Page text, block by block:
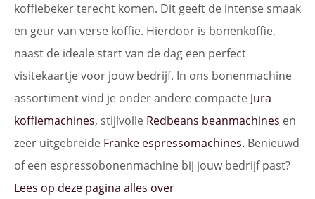
koffiebeker terecht komen. Dit geeft de intense smaak
en geur van verse koffie. Hierdoor is bonenkoffie,
naast de ideale start van de dag een perfect
visitekaartje voor jouw bedrijf. In ons bonenmachine
assortiment vind je onder andere compacte Jura
koffiemachines, stijlvolle Redbeans beanmachines en
zeer uitgebreide Franke espressomachines. Benieuwd
of een espressobonenmachine bij jouw bedrijf past?
Lees op deze pagina alles over